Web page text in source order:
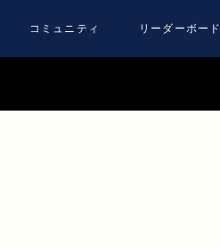
コミュニティ リーダーボード